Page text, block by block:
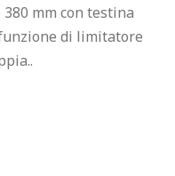
mm con testina
di limitatore